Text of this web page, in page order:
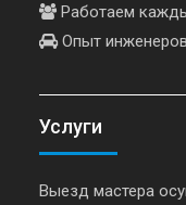
Работаем
Опыт
Услуги
Выезд мастера